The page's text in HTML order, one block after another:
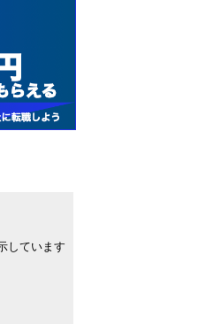
しています